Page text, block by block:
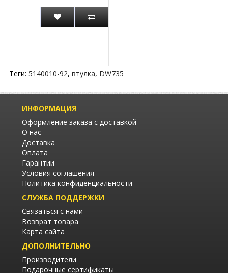
Теги: 5140010-92, втулка, DW735
ИНФОРМАЦИЯ
Оформление заказа с доставкой
О нас
Доставка
Оплата
Гарантии
Условия соглашения
Политика конфиденциальности
СЛУЖБА ПОДДЕРЖКИ
Связаться с нами
Возврат товара
Карта сайта
ДОПОЛНИТЕЛЬНО
Производители
Подарочные сертификаты